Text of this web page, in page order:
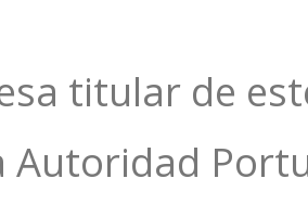
titular de
Autoridad